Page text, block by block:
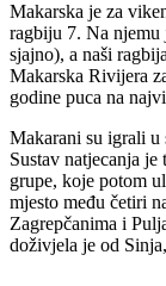
Makarska je za
ragbiju 7. Na njemu
sjajno), a naši
Makarska Rivijera
godine puca na
Makarani su igrali
Sustav natjecanja
grupe, koje potom
mjesto među četiri
Zagrepčanima i
doživjela je od